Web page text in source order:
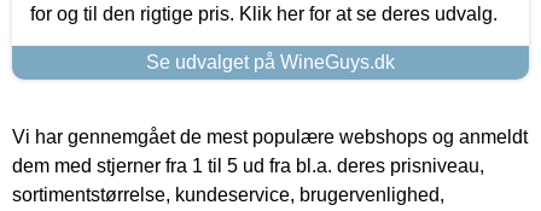
for og til den rigtige pris. Klik her for at se deres udvalg.
Se udvalget på WineGuys.dk
Vi har gennemgået de mest populære webshops og anmeldt
dem med stjerner fra 1 til 5 ud fra bl.a. deres prisniveau,
sortimentstørrelse, kundeservice, brugervenlighed,